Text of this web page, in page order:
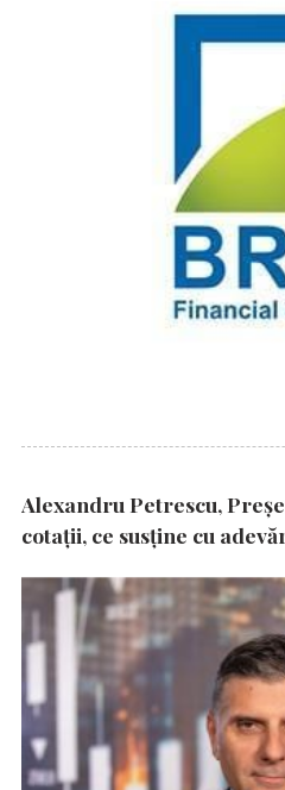
Alexandru Petrescu,
cotații, ce susține cu